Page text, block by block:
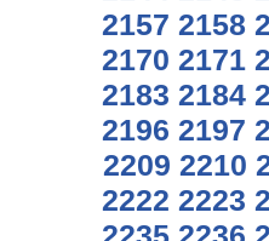
2157 2158
2170 2171
2183 2184
2196 2197
2209 2210
2222 2223